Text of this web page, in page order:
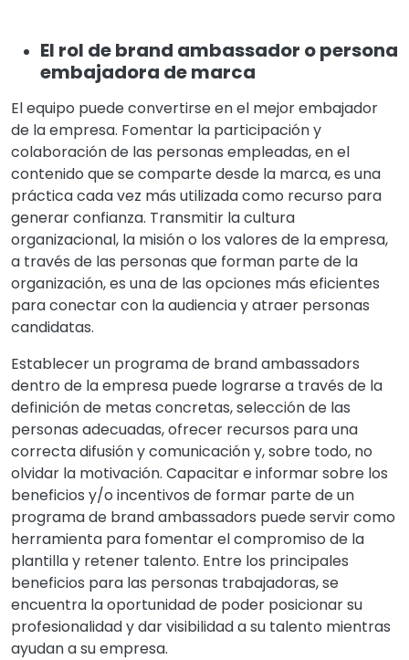
El rol de brand ambassador o persona
embajadora de marca
El equipo puede convertirse en el mejor embajador
de la empresa. Fomentar la participación y
colaboración de las personas empleadas, en el
contenido que se comparte desde la marca, es una
práctica cada vez más utilizada como recurso para
generar confianza. Transmitir la cultura
organizacional, la misión o los valores de la empresa,
a través de las personas que forman parte de la
organización, es una de las opciones más eficientes
para conectar con la audiencia y atraer personas
candidatas.
Establecer un programa de brand ambassadors
dentro de la empresa puede lograrse a través de la
definición de metas concretas, selección de las
personas adecuadas, ofrecer recursos para una
correcta difusión y comunicación y, sobre todo, no
olvidar la motivación. Capacitar e informar sobre los
beneficios y/o incentivos de formar parte de un
programa de brand ambassadors puede servir como
herramienta para fomentar el compromiso de la
plantilla y retener talento. Entre los principales
beneficios para las personas trabajadoras, se
encuentra la oportunidad de poder posicionar su
profesionalidad y dar visibilidad a su talento mientras
ayudan a su empresa.